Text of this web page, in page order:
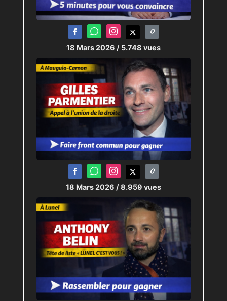
18 Mars 2026 / 5.748 vues
18 Mars 2026 / 8.959 vues